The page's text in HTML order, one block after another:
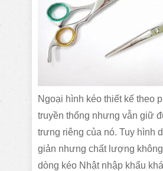
Ngoại hình kéo thiết kế theo
truyền thống nhưng vẫn giữ
trưng riêng của nó. Tuy hình
giản nhưng chất lượng
dòng kéo Nhật nhập khẩu